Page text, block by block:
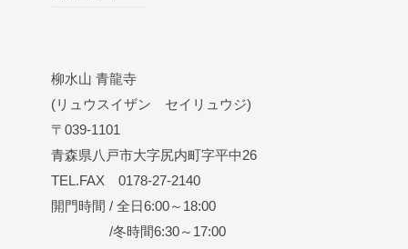
柳水山 青龍寺
(リュウスイザン セイリュウジ)
〒039-1101
青森県八戸市大字尻内町字平中26
TEL.FAX 0178-27-2140
開門時間 / 全日6:00～18:00
/冬時間6:30～17:00